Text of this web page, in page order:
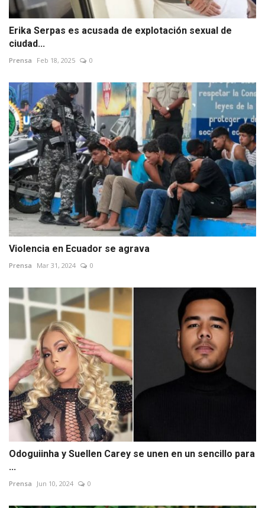
Erika Serpas es acusada de explotación sexual de
ciudad...
Prensa Feb 18, 2025 0
Violencia en Ecuador se agrava
Prensa Mar 31, 2024 0
Odoguiinha y Suellen Carey se unen en un sencillo para
...
Prensa Jun 10, 2024 0